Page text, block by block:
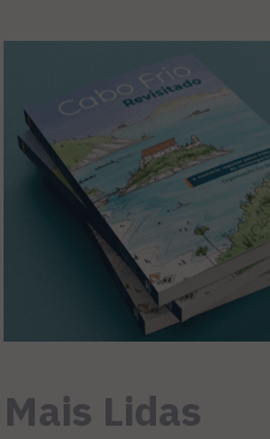
Mais Lidas